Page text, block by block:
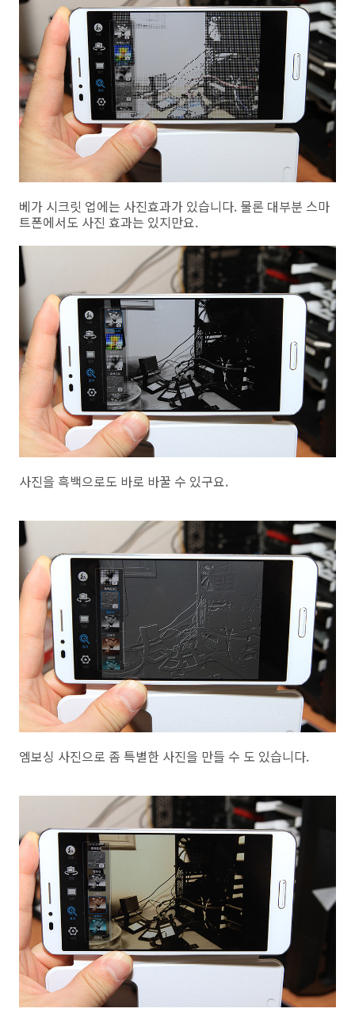
베가 시크릿 업에는 사진효과가 있습니다. 물론 대부분 스마
트폰에서도 사진 효과는 있지만요.
사진을 흑백으로도 바로 바꿀 수 있구요.
엠보싱 사진으로 좀 특별한 사진을 만들 수 도 있습니다.